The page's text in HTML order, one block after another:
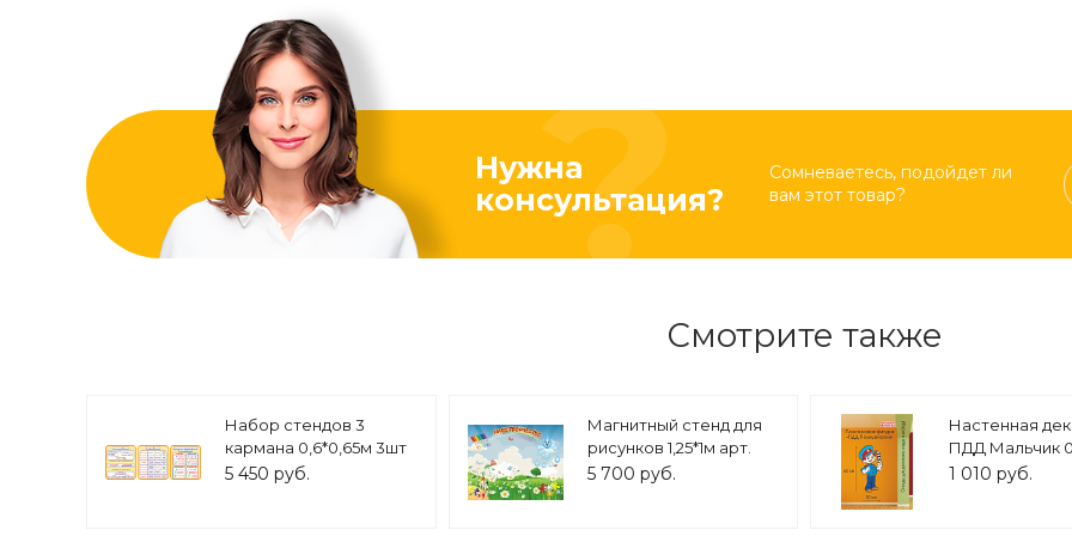
Нужна
консультация?
Сомневаетесь, подойдет ли
вам этот товар?
Смотрите также
Набор стендов 3
кармана 0,6*0,65м 3шт
арт.КЛ620
5 450 руб.
Магнитный стенд для
рисунков 1,25*1м арт.
5147
5 700 руб.
Настенная
ПДД Мальчик
арт.2041
1 010 руб.